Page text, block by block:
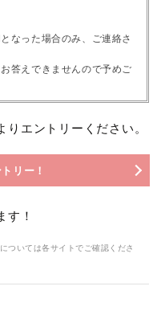
なった場合のみ、ご連絡さ
答えできませんので予めご
エントリーください。
リー！
す！
ついては各サイトでご確認くださ